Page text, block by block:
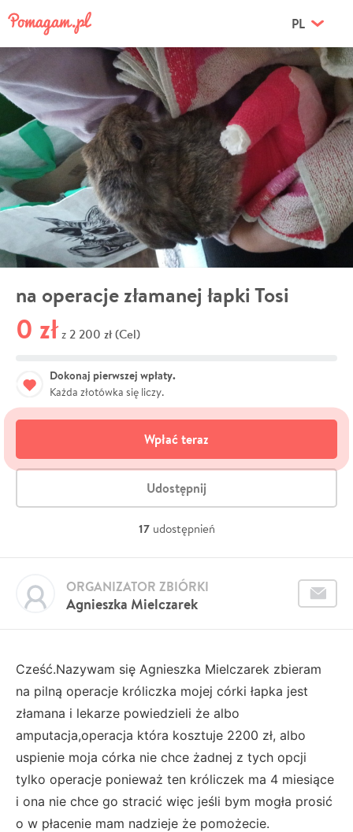
PL
na operacje złamanej łapki Tosi
0 zł z 2 200 zł (Cel)
Dokonaj pierwszej wpłaty.
Każda złotówka się liczy.
Wpłać teraz
Udostępnij
17 udostępnień
Agnieszka Mielczarek
ORGANIZATOR ZBIÓRKI
Cześć.Nazywam się Agnieszka Mielczarek zbieram
na pilną operacje króliczka mojej córki łapka jest
złamana i lekarze powiedzieli że albo
amputacja,operacja która kosztuje 2200 zł, albo
uspienie moja córka nie chce żadnej z tych opcji
tylko operacje ponieważ ten króliczek ma 4 miesiące
i ona nie chce go stracić więc jeśli bym mogła prosić
o w płacenie mam nadzieje że pomożecie.